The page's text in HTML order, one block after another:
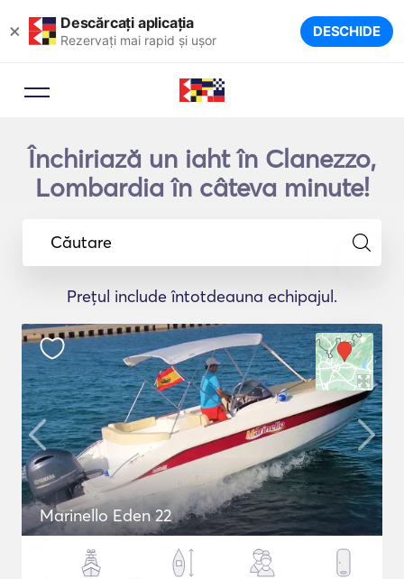
× Descărcați aplicația
Rezervați mai rapid și ușor DESCHIDE
Închiriază un iaht în Clanezzo,
Lombardia în câteva minute!
Căutare
Prețul include întotdeauna echipajul.
Marinello Eden 22